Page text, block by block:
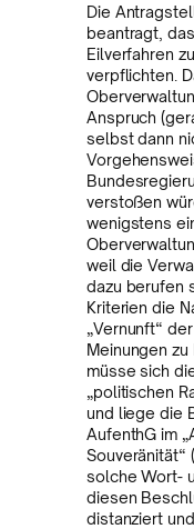
Die
beantragt,
Eilverfahren
verpflichten.
Anspruch
selbst dann
verstoßen
wenigstens
weil die
dazu berufen
Kriterien die
„Vernunft“
Meinungen
müsse sich
„politischen
und liege die
AufenthG im
Souveränität“
solche Wort-
diesen
distanziert